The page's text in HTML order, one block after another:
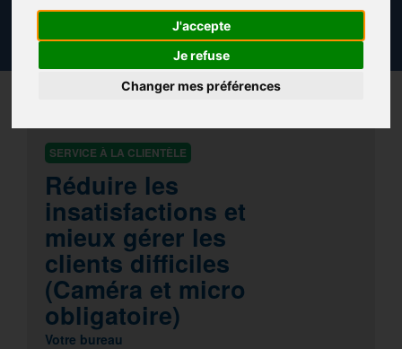
J'accepte
Je refuse
Changer mes préférences
CALENDRIER DES FORMATIONS
SERVICE À LA CLIENTÈLE
Réduire les
insatisfactions et
mieux gérer les
clients difficiles
(Caméra et micro
obligatoire)
Votre bureau